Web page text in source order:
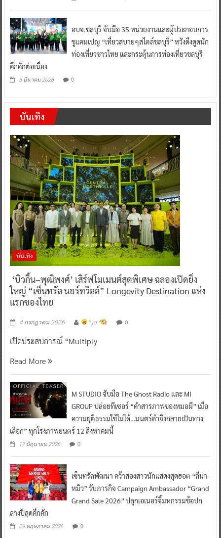
อบจ.ชลบุรี จับมือ 35 หน่วยงานและผู้ประกอบการ
ชูแคมเปญ “เที่ยวสบายๆสไตล์ชลบุรี” หวังดึงดูดนัก
ท่องเที่ยวชาวไทย และกระตุ้นการท่องเที่ยวชลบุรี
คึกคักต่อเนื่อง
5 มีนาคม 2026 0
บันเทิง
บันเทิง
‘บิวกิ้น–พุฒิพงศ์’ เสิร์ฟโมเมนต์สุดพิเศษ ฉลองเปิดยิ่ง
ใหญ่ “เซ็นทรัล นอร์ทวิลล์” Longevity Destination แห่ง
แรกของไทย
4 กรกฎาคม 2026 ^ jo ^ 0
เปิดประสบการณ์ “Multiply
Read More
M STUDIO จับมือ The Ghost Radio และ MI
GROUP ปล่อยทีเซอร์ “คำสารภาพของหมอผี” เมื่อ
ความยุติธรรมใช้ไม่ได้…มนตร์ดำจึงกลายเป็นทาง
เลือก” ทุกโรงภาพยนตร์ 12 สิงหาคมนี้
17 มิถุนายน 2026 0
เซ็นทรัลพัฒนา คว้าสองสาวนักแสดงสุดฮอต “ลีน่า-
หมิว” รับภารกิจ Campaign Ambassador “Grand
Grand Sale 2026” ปลุกเอเนอร์จี้มหกรรมช้อปก
ลางปีสุดคึกคัก
29 พฤษภาคม 2026 0